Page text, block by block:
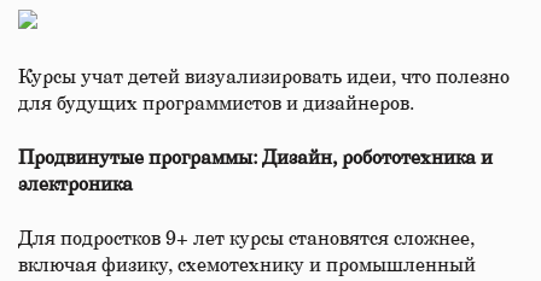
Курсы учат детей визуализировать идеи, что полезно
для будущих программистов и дизайнеров.
Продвинутые программы: Дизайн, робототехника и
электроника
Для подростков 9+ лет курсы становятся сложнее,
включая физику, схемотехнику и промышленный